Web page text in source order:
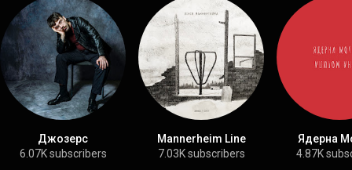
Джозерс
6.07K subscribers
Mannerheim Line
7.03K subscribers
Ядерна
4.87K